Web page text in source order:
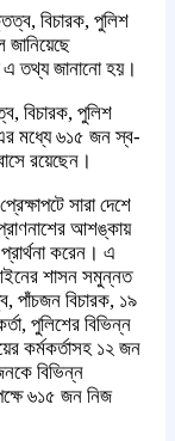
বিচারক, পুলিশ
তথ্য জানানো হয়।
বিচারক, পুলিশ
মধ্যে ৬১৫ জন স্ব-
রয়েছেন।
সারা দেশে
আশঙ্কায়
করেন। এ
আইনের শাসন সমুন্নত
পাঁচজন বিচারক, ১৯
পুলিশের বিভিন্ন
কর্মকর্তাসহ ১২ জন
বিভিন্ন
৬১৫ জন নিজ